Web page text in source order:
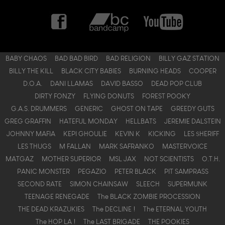
BABY CHAOS BAD BAD BIRD BAD RELIGION
BILLY GAZ STATION
BILLY THE KILL
BLACK CITY BABIES BURNING HEADS
COOPER
D.O.A.
DANI LLAMAS DAVID BASSO
DEAD POP CLUB
DIRTY FONZY
FLYING DONUTS
FOREST POOKY
G.A.S. DRUMMERS
GENERIC GHOST ON TAPE
GREEDY GUTS
GREG GRAFFIN
HATEFUL MONDAY HELLBATS
JEREMIE DALSTEIN
JOHNNY MAFIA
KEPI GHOULIE KEVIN K KICKING
LES $HERIFF
LES THUGS
M FALLAN MARK SAFRANKO
MASTERVOICE
MATGAZ
MOTHER SUPERIOR MSL JAX NOT SCIENTISTS
O.T.H.
PANIC MONSTER
PEGAZIO PETER BLACK
PIT SAMPRASS
SECOND RATE
SIMON CHAINSAW SLEECH
SUPERMUNK
TEENAGE RENEGADE
The BLACK ZOMBIE PROCESSION
THE DEAD KRAZUKIES
The DECLINE !
The ETERNAL YOUTH
The HOP LA !
The LAST BRIGADE THE POOKIES